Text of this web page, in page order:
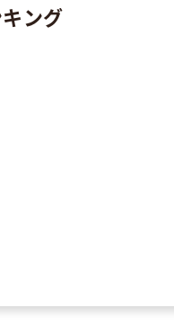
ング
物 DAAG6528wb
製 蜻蛉 とんぼ 草葉文
紋 新古品反物 bｔ
【夏黄八丈】裄丈68.5cm
霞文 暈し染め 正絹 逸品
白地 極上の逸品 720
まとめ 着物 綸子など 総柄
文 逸品 DAAC1309wb
黒地 さんび謹製 洗え
5・6・9月 単衣 お茶事
える着物 DAAG6528wb
製 蜻蛉 とんぼ 草葉文
紋 新古品反物 bｔ
【夏黄八丈】裄丈68.5cm
霞文 暈し染め 正絹 逸品